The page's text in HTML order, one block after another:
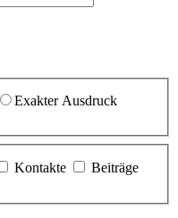
Exakter Ausdruck
Kontakte
Beiträge